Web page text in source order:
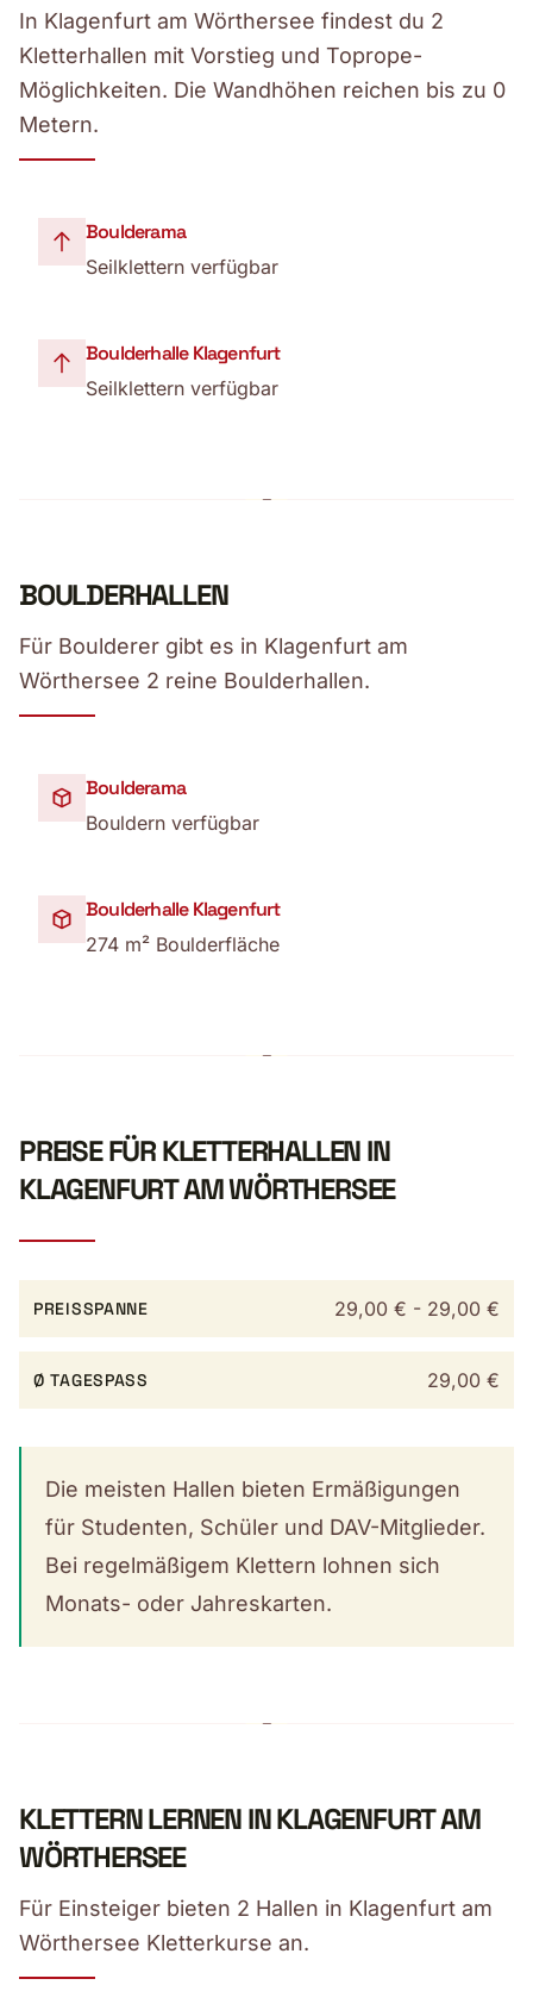
In Klagenfurt am Wörthersee findest du 2
Kletterhallen mit Vorstieg und Toprope-
Möglichkeiten. Die Wandhöhen reichen bis zu 0
Metern.
Boulderama
Seilklettern verfügbar
Boulderhalle Klagenfurt
Seilklettern verfügbar
BOULDERHALLEN
Für Boulderer gibt es in Klagenfurt am
Wörthersee 2 reine Boulderhallen.
Boulderama
Bouldern verfügbar
Boulderhalle Klagenfurt
274 m² Boulderfläche
PREISE FÜR KLETTERHALLEN IN
KLAGENFURT AM WÖRTHERSEE
PREISSPANNE 29,00 € - 29,00 €
Ø TAGESPASS 29,00 €
Die meisten Hallen bieten Ermäßigungen
für Studenten, Schüler und DAV-Mitglieder.
Bei regelmäßigem Klettern lohnen sich
Monats- oder Jahreskarten.
KLETTERN LERNEN IN KLAGENFURT AM
WÖRTHERSEE
Für Einsteiger bieten 2 Hallen in Klagenfurt am
Wörthersee Kletterkurse an.